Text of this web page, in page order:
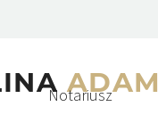
ADAM
Notariusz